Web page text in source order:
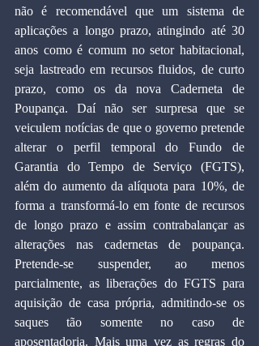
não é recomendável que um sistema de
aplicações a longo prazo, atingindo até 30
anos como é comum no setor habitacional,
seja lastreado em recursos fluidos, de curto
prazo, como os da nova Caderneta de
Poupança. Daí não ser surpresa que se
veiculem notícias de que o governo pretende
alterar o perfil temporal do Fundo de
Garantia do Tempo de Serviço (FGTS),
além do aumento da alíquota para 10%, de
forma a transformá-lo em fonte de recursos
de longo prazo e assim contrabalançar as
alterações nas cadernetas de poupança.
Pretende-se suspender, ao menos
parcialmente, as liberações do FGTS para
aquisição de casa própria, admitindo-se os
saques tão somente no caso de
aposentadoria. Mais uma vez as regras do